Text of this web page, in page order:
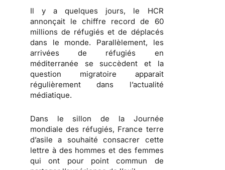
Il y a quelques jours, le HCR
annonçait le chiffre record de 60
millions de réfugiés et de déplacés
dans le monde. Parallèlement, les
arrivées de réfugiés en
méditerranée se succèdent et la
question migratoire apparait
régulièrement dans l’actualité
médiatique.
Dans le sillon de la Journée
mondiale des réfugiés, France terre
d’asile a souhaité consacrer cette
lettre à des hommes et des femmes
qui ont pour point commun de